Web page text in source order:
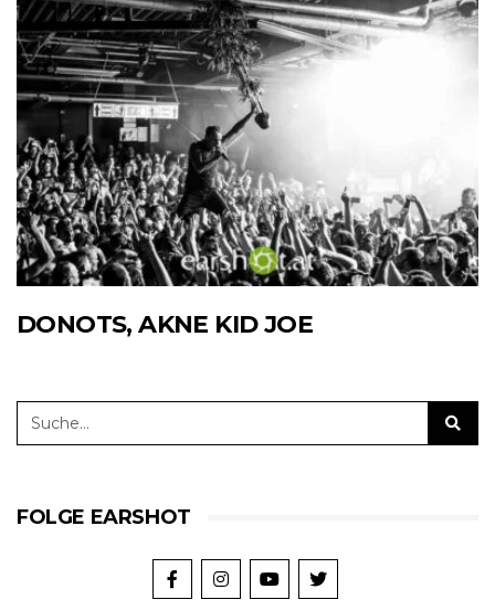
DONOTS, AKNE KID JOE
FOLGE EARSHOT